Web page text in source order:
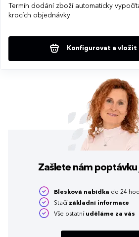
Termín dodání zboží automaticky
krocích objednávky
Konfigurovat a vložit
Zašlete nám poptávku
Blesková nabídka do 24
Stačí základní informace
Vše ostatní uděláme za vás